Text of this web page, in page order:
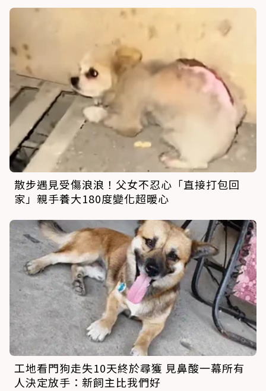
散步遇見受傷浪浪！父女不忍心「直接打包回
家」親手養大180度變化超暖心
工地看門狗走失10天終於尋獲 見鼻酸一幕所有
人決定放手：新飼主比我們好